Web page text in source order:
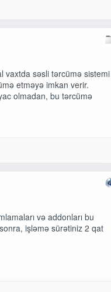
vaxtda səsli tərcümə sistemi
etməyə imkan verir.
olmadan, bu tərcümə
və addonları bu
işləmə sürətiniz 2 qat